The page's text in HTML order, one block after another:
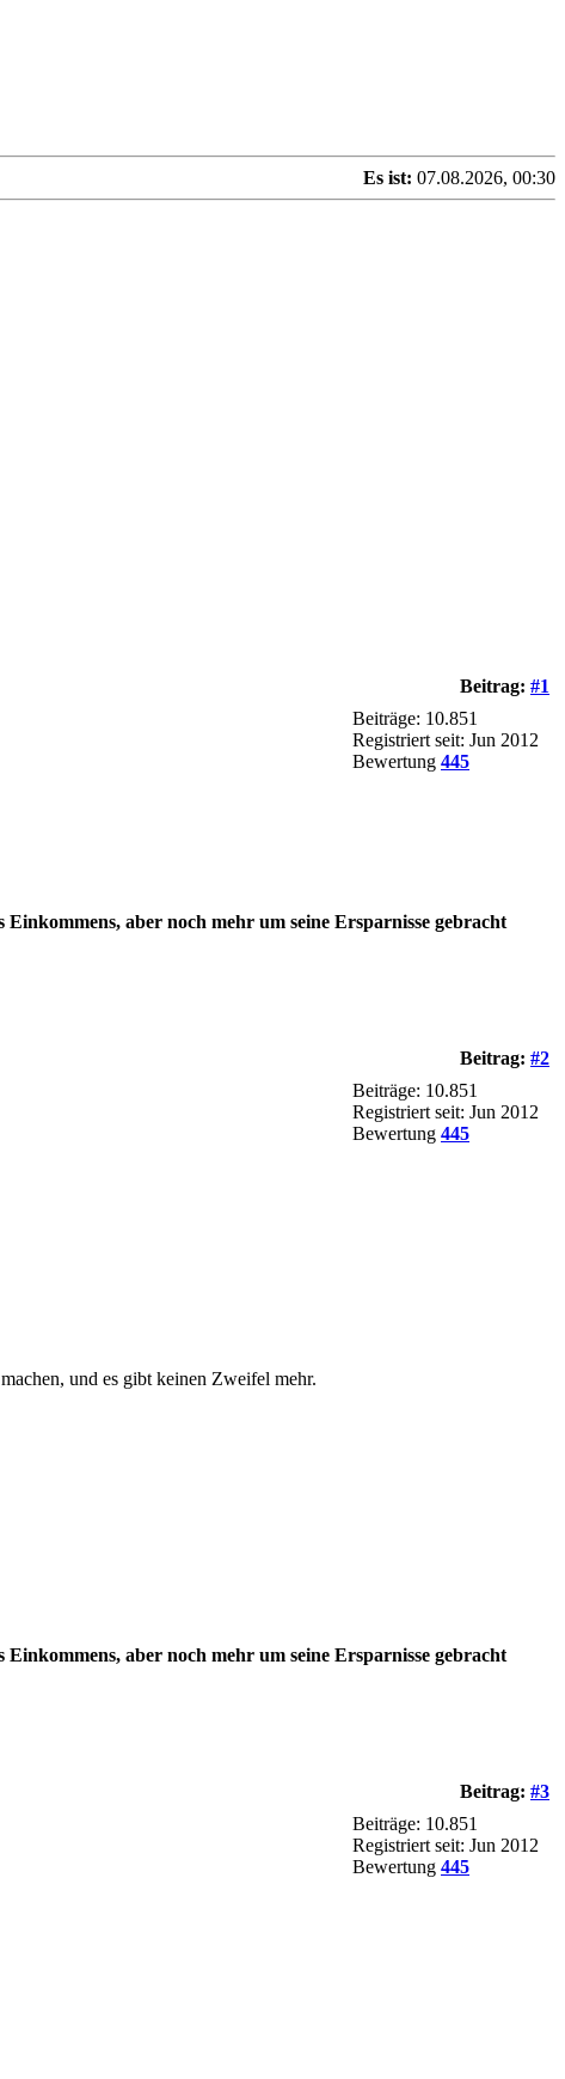
Es ist: 07.08.2026, 00:30
Beitrag: #1
Beiträge: 10.851
Registriert seit: Jun 2012
Bewertung 445
aber noch mehr um seine Ersparnisse gebracht
Beitrag: #2
Beiträge: 10.851
Registriert seit: Jun 2012
Bewertung 445
und es gibt keinen Zweifel mehr.
aber noch mehr um seine Ersparnisse gebracht
Beitrag: #3
Beiträge: 10.851
Registriert seit: Jun 2012
Bewertung 445